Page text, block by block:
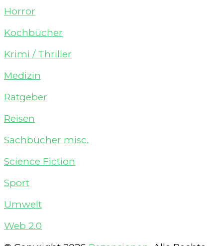
Horror
Kochbücher
Krimi / Thriller
Medizin
Ratgeber
Reisen
Sachbücher misc.
Science Fiction
Sport
Umwelt
Web 2.0